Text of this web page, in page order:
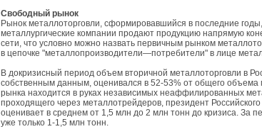
Свободный рынок
Рынок металлоторговли, сформировавшийся в последние
металлургические компании продают продукцию напрямую
сети, что условно можно назвать первичным рынком
в цепочке "металлопроизводители—потребители" в лице
В докризисный период объем вторичной металлоторговли в
собственным данным, оценивался в 52-53% от общего объема
рынка находится в руках независимых неаффилированных
проходящего через металлотрейдеров, президент
оценивает в среднем от 1,5 млн до 2 млн тонн до кризиса. За
уже только 1-1,5 млн тонн.